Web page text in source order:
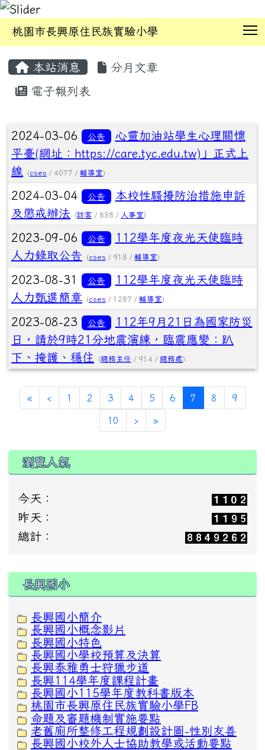
桃園市長興原住民族實驗小學
本站消息
分月文章
電子報列表
文章列表
2024-03-06 公告
心靈加油站學生心理關懷
平臺(網址：https://care.tyc.edu.tw)」正式上
線
(cses / 4077 / 輔導室)
2024-03-04 公告
本校性騷擾防治措施申訴
及懲戒辦法
(訪客 / 838 / 人事室)
2023-09-06 公告
112學年度夜光天使臨時
人力錄取公告
(cses / 918 / 輔導室)
2023-08-31 公告
112學年度夜光天使臨時
人力甄選簡章
(cses / 1287 / 輔導室)
2023-08-23 公告
112年9月21日為國家防災
日，請於9時21分地震演練，臨震應變：趴
下、掩護、穩住
(總務主任 / 914 / 總務處)
« ‹ 1 2 3 4 5 6 7 (current)
8 9
10 › »
瀏覽人氣
今天：
昨天：
總計：
:::
長興國小
長興國小簡介
長興國小概念影片
長興國小特色
長興國小學校預算及決算
長興泰雅勇士狩獵步道
長興114學年度課程計畫
長興國小115學年度教科書版本
桃園市長興原住民族實驗小學FB
命題及審題機制實施要點
老舊廁所整修工程規劃設計圖-性別友善
長興國小校外人士協助教學或活動要點